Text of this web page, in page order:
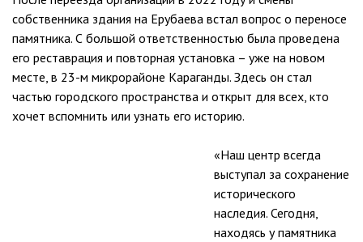
собственника здания на Ерубаева встал вопрос о переносе
памятника. С большой ответственностью была проведена
его реставрация и повторная установка – уже на новом
месте, в 23-м микрорайоне Караганды. Здесь он стал
частью городского пространства и открыт для всех, кто
хочет вспомнить или узнать его историю.
«Наш центр всегда
выступал за сохранение
исторического
наследия. Сегодня,
находясь у памятника